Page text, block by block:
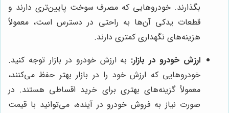
بگذارند. خودروهایی که مصرف سوخت پایین‌تری دارند و
قطعات یدکی آن‌ها به راحتی در دسترس است، معمولاً
هزینه‌های نگهداری کمتری دارند.
ارزش خودرو در بازار: به ارزش خودرو در بازار توجه کنید.
خودروهایی که ارزش خود را در بازار بهتر حفظ می‌کنند،
معمولاً گزینه‌های بهتری برای خرید اقساطی هستند. در
صورت نیاز به فروش خودرو در آینده، می‌توانید با قیمت